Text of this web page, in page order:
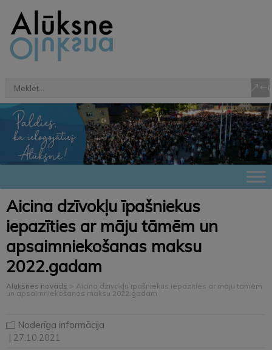
Aicina dzīvokļu īpašniekus
iepazīties ar māju tāmēm un
apsaimniekošanas maksu
2022.gadam
Alūksnes novads > Aicina dzīvokļu īpašniekus iepazīties ar māju tāmēm
un apsaimniekošanas maksu 2022.gadam
Noderīga informācija
| 27.10.2021